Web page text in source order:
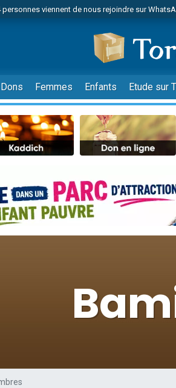
personnes viennent de nous rejoindre sur
Odaya vient de donner son Maasser
3 personnes viennent de faire un don pour 5
3 personnes viennent de faire un don pour
personnes viennent de demander une
personnes viennent de nous rejoindre sur
30 personnes viennent de faire un don pour
Il reste 49 places pour étudier en groupe sur
personnes viennent de nous rejoindre sur
personnes viennent de nous rejoindre sur
personnes viennent de nous rejoindre sur
61 personnes viennent de demander une
Ariel vient de donner son Maasser
Dons Femmes Enfants Etude sur